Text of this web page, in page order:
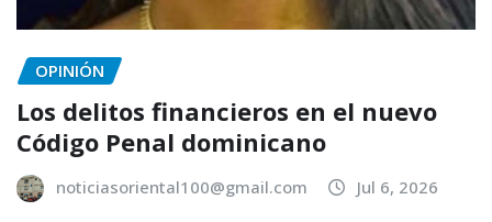
OPINIÓN
Los delitos financieros en el nuevo
Código Penal dominicano
noticiasoriental100@gmail.com Jul 6, 2026